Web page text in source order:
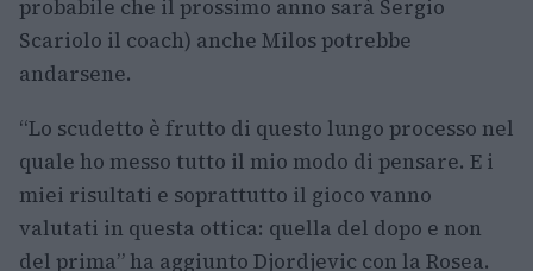
probabile che il prossimo anno sarà Sergio
Scariolo il coach) anche Milos potrebbe
andarsene.
“Lo scudetto è frutto di questo lungo processo nel
quale ho messo tutto il mio modo di pensare. E i
miei risultati e soprattutto il gioco vanno
valutati in questa ottica: quella del dopo e non
del prima” ha aggiunto Djordjevic con la Rosea.